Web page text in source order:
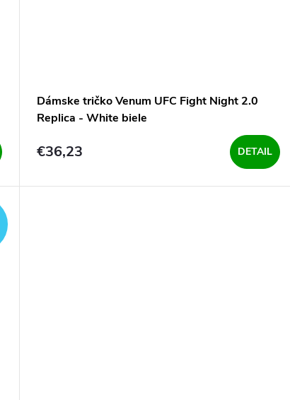
Dámske tričko Venum UFC Fight Night 2.0
Replica - White biele
€36,23 DETAIL